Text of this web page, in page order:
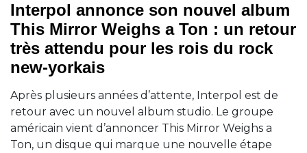
Interpol annonce son nouvel album
This Mirror Weighs a Ton : un retour
très attendu pour les rois du rock
new-yorkais
Après plusieurs années d’attente, Interpol est de
retour avec un nouvel album studio. Le groupe
américain vient d’annoncer This Mirror Weighs a
Ton, un disque qui marque une nouvelle étape